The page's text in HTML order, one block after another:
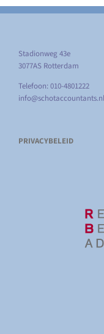
Stadionweg 43e
3077AS Rotterdam
Telefoon: 010-4801222
info@schotaccountants.nl
PRIVACYBELEID